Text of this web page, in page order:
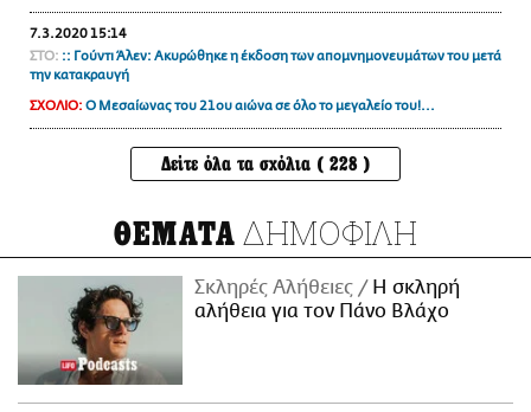
7.3.2020 15:14
ΣΤΟ: :: Γούντι Άλεν: Ακυρώθηκε η έκδοση των απομνημονευμάτων του μετά
την κατακραυγή
ΣΧΟΛΙΟ: O Μεσαίωνας του 21ου αιώνα σε όλο το μεγαλείο του!...
Δείτε όλα τα σχόλια ( 228 )
ΘΕΜΑΤΑ ΔΗΜΟΦΙΛΗ
Σκληρές Αλήθειες
H σκληρή
αλήθεια για τον Πάνο Βλάχο